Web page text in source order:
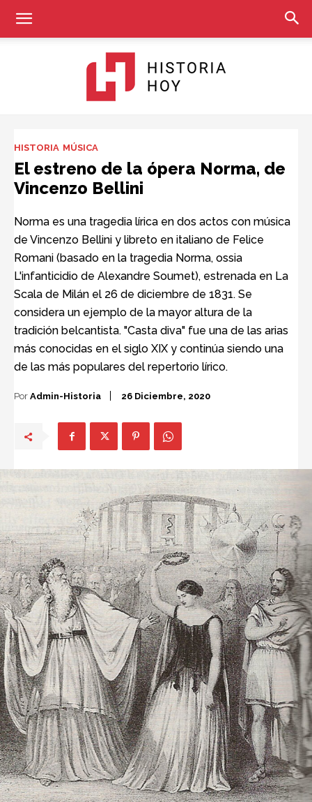
HISTORIA MÚSICA
El estreno de la ópera Norma, de
Vincenzo Bellini
Norma es una tragedia lírica en dos actos con música
de Vincenzo Bellini y libreto en italiano de Felice
Romani (basado en la tragedia Norma, ossia
L'infanticidio de Alexandre Soumet), estrenada en La
Scala de Milán el 26 de diciembre de 1831. Se
considera un ejemplo de la mayor altura de la
tradición belcantista. "Casta diva" fue una de las arias
más conocidas en el siglo XIX y continúa siendo una
de las más populares del repertorio lírico.
Por Admin-Historia 26 Diciembre, 2020